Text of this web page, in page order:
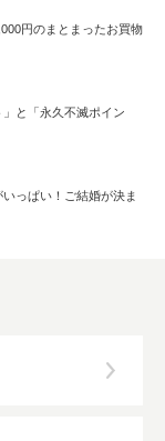
円のまとまったお買物
」と
「永久不滅ポイン
っぱい！ ご結婚が決ま